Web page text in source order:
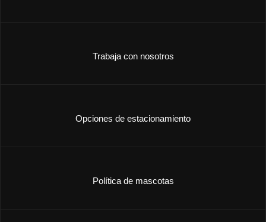
Trabaja con nosotros
Opciones de estacionamiento
Política de mascotas